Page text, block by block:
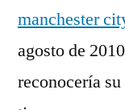
manchester
agosto de
reconocería